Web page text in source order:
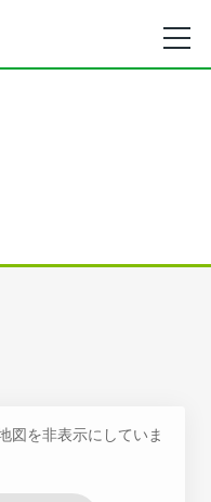
図を非表示にしていま